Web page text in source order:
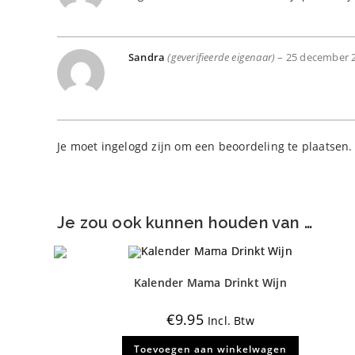
Sandra(geverifieerde eigenaar) – 25 december
Je moet ingelogd zijn om een beoordeling te plaatsen.
Je zou ook kunnen houden van …
Kalender Mama Drinkt Wijn
€9.95 Incl. Btw
Toevoegen aan winkelwagen